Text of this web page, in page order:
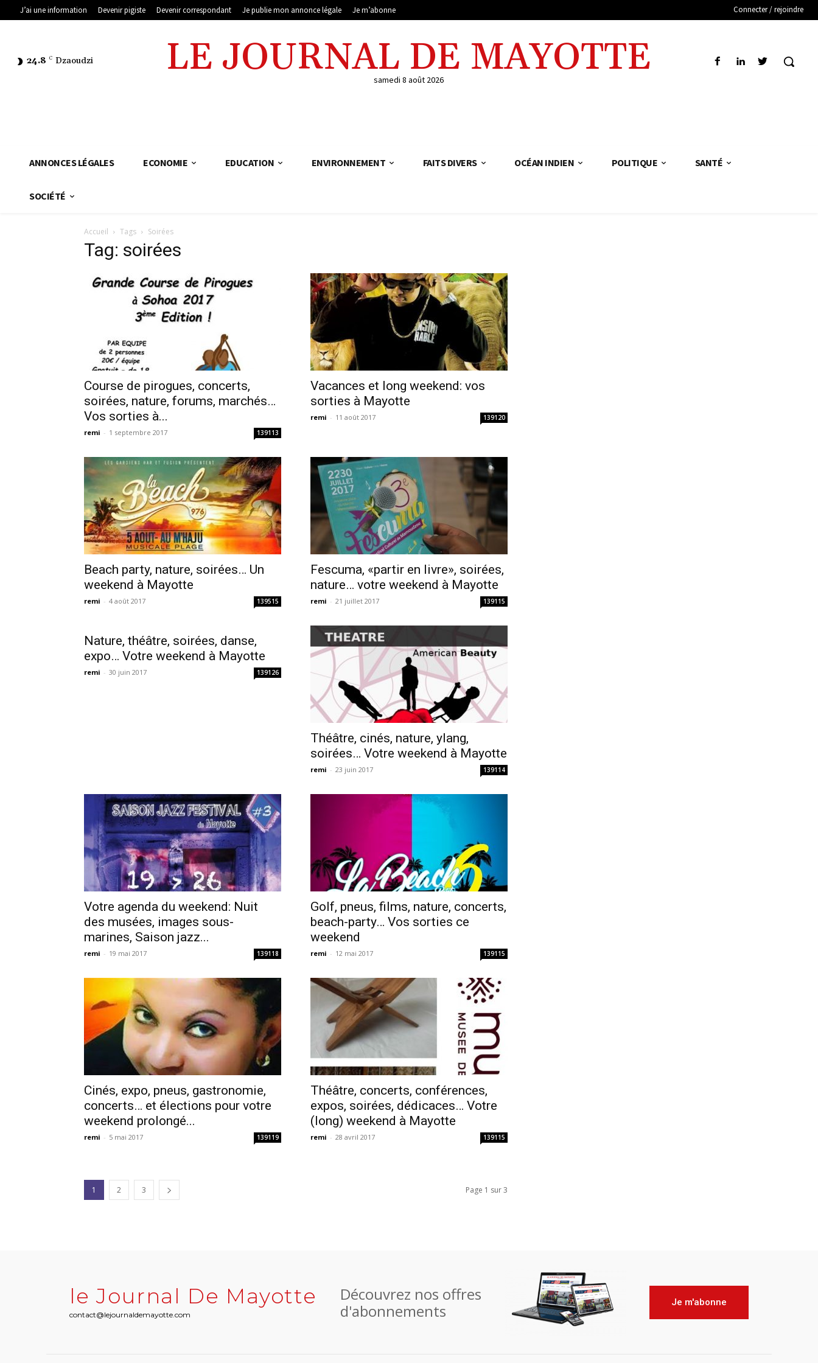
J’ai une information Devenir pigiste Devenir correspondant Je publie mon annonce légale Je m’abonne Connecter / rejoindre
24.8 C Dzaoudzi LE JOURNAL DE MAYOTTE
samedi 8 août 2026
ANNONCES LÉGALES ECONOMIE EDUCATION ENVIRONNEMENT FAITS DIVERS OCÉAN INDIEN POLITIQUE SANTÉ
SOCIÉTÉ
Accueil Tags Soirées
Tag: soirées
Course de pirogues, concerts,
soirées, nature, forums, marchés…
Vos sorties à...
remi - 1 septembre 2017 139113
Vacances et long weekend: vos
sorties à Mayotte
remi - 11 août 2017 139120
Beach party, nature, soirées… Un
weekend à Mayotte
remi - 4 août 2017 139515
Fescuma, «partir en livre», soirées,
nature… votre weekend à Mayotte
remi - 21 juillet 2017 139115
Nature, théâtre, soirées, danse,
expo… Votre weekend à Mayotte
remi - 30 juin 2017 139126
Théâtre, cinés, nature, ylang,
soirées… Votre weekend à Mayotte
remi - 23 juin 2017 139114
Votre agenda du weekend: Nuit
des musées, images sous-
marines, Saison jazz...
remi - 19 mai 2017 139118
Golf, pneus, films, nature, concerts,
beach-party… Vos sorties ce
weekend
remi - 12 mai 2017 139115
Cinés, expo, pneus, gastronomie,
concerts… et élections pour votre
weekend prolongé...
remi - 5 mai 2017 139119
Théâtre, concerts, conférences,
expos, soirées, dédicaces… Votre
(long) weekend à Mayotte
remi - 28 avril 2017 139115
1 2 3 Page 1 sur 3
le Journal De Mayotte
contact@lejournaldemayotte.com
Découvrez nos offres
d'abonnements
Je m'abonne